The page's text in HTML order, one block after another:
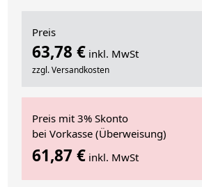
Preis
63,78 € inkl. MwSt
zzgl. Versandkosten
Preis mit 3% Skonto
bei Vorkasse (Überweisung)
61,87 € inkl. MwSt